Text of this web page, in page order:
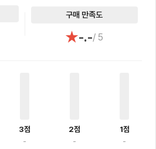
구매 만족도
★-.-/ 5
3점
-
2점
-
1점
-